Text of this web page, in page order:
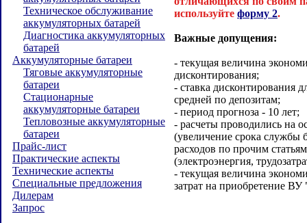
Техническое обслуживание
аккумуляторных батарей
Диагностика аккумуляторных
батарей
Аккумуляторные батареи
Тяговые аккумуляторные
батареи
Стационарные
аккумуляторные батареи
Тепловозные аккумуляторные
батареи
Прайс-лист
Практические аспекты
Технические аспекты
Специальные предложения
Дилерам
Запрос
используйте форму 2.
Важные допущения:
- текущая величина
дисконтирования;
- ставка дисконтирования
средней по депозитам;
- период прогноза - 10 лет;
- расчеты проводились на
(увеличение срока службы
расходов по прочим
(электроэнергия,
- текущая величина
затрат на приобретение